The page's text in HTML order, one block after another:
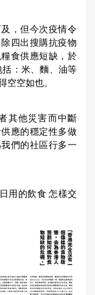
，但今次疫情令
四出搜購抗疫物
食供應短缺，於
：米、麵、油等
空空如也。
其他災害而中斷
應的穩定性多做
們的社區行多一
用的飲食 怎樣交